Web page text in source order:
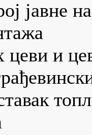
јавне
цеви и